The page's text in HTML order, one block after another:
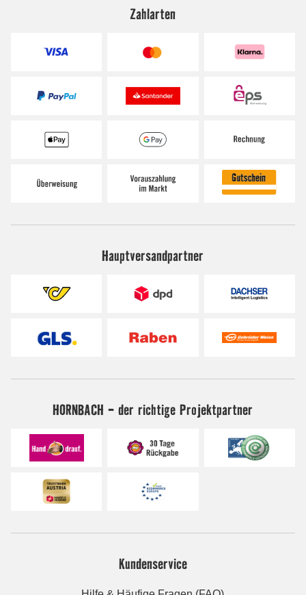
Zahlarten
Hauptversandpartner
HORNBACH - der richtige Projektpartner
Kundenservice